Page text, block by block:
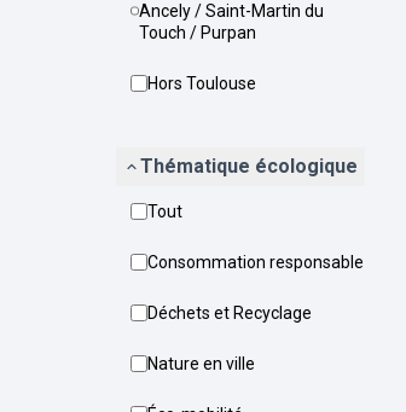
Ancely / Saint-Martin du
Touch / Purpan
Hors Toulouse
Thématique écologique
Tout
Consommation responsable
Déchets et Recyclage
Nature en ville